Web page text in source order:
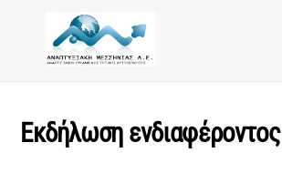
Εκδήλωση ενδιαφέροντος